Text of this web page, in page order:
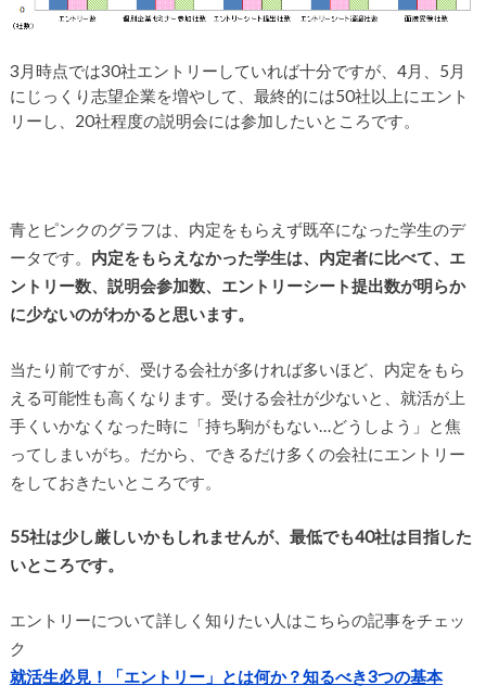
3月時点では30社エントリーしていれば十分ですが、4月、5月
にじっくり志望企業を増やして、最終的には50社以上にエント
リーし、20社程度の説明会には参加したいところです。
青とピンクのグラフは、内定をもらえず既卒になった学生のデ
ータです。 内定をもらえなかった学生は、内定者に比べて、エ
ントリー数、説明会参加数、エントリーシート提出数が明らか
に少ないのがわかると思います。
当たり前ですが、受ける会社が多ければ多いほど、内定をもら
える可能性も高くなります。受ける会社が少ないと、就活が上
手くいかなくなった時に「持ち駒がもない…どうしよう」と焦
ってしまいがち。だから、できるだけ多くの会社にエントリー
をしておきたいところです。
55社は少し厳しいかもしれませんが、最低でも40社は目指した
いところです。
エントリーについて詳しく知りたい人はこちらの記事をチェッ
ク
就活生必見！「エントリー」とは何か？知るべき3つの基本